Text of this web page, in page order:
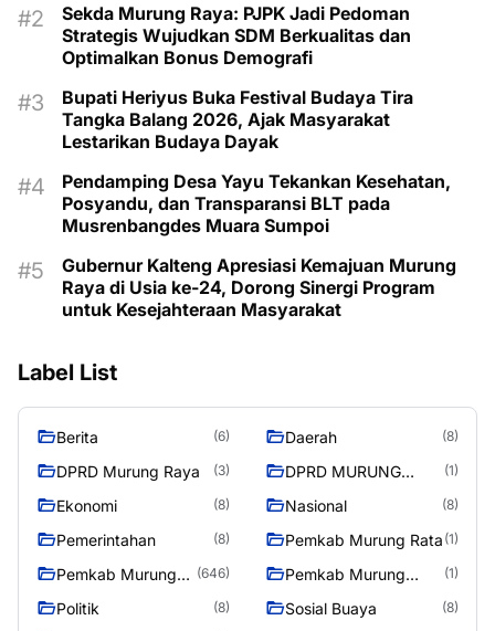
Sekda Murung Raya: PJPK Jadi Pedoman
Strategis Wujudkan SDM Berkualitas dan
Optimalkan Bonus Demografi
Bupati Heriyus Buka Festival Budaya Tira
Tangka Balang 2026, Ajak Masyarakat
Lestarikan Budaya Dayak
Pendamping Desa Yayu Tekankan Kesehatan,
Posyandu, dan Transparansi BLT pada
Musrenbangdes Muara Sumpoi
Gubernur Kalteng Apresiasi Kemajuan Murung
Raya di Usia ke-24, Dorong Sinergi Program
untuk Kesejahteraan Masyarakat
Label List
Berita (6) Daerah (8)
DPRD Murung Raya (3)
DPRD MURUNG
(1)
Ekonomi (8) Nasional (8)
Pemerintahan (8) Pemkab Murung Rata (1)
Pemkab Murung
(646)
Pemkab Murung
(1)
Politik (8) Sosial Buaya (8)